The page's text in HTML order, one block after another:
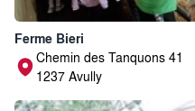
Ferme Bieri
Chemin des Tanquons 41
1237 Avully